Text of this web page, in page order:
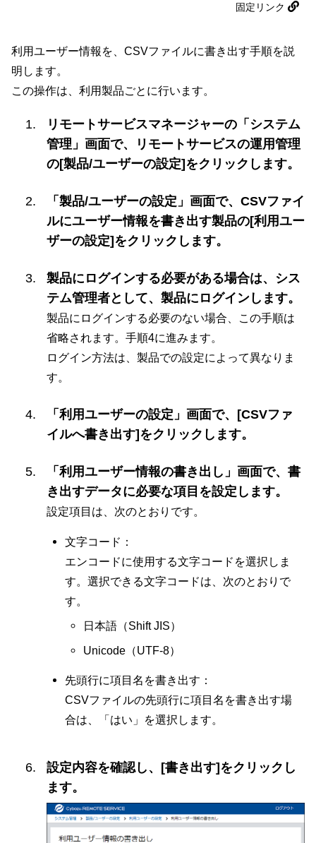
固定リンク
利用ユーザー情報を、CSVファイルに書き出す手順を説
明します。
この操作は、利用製品ごとに行います。
リモートサービスマネージャーの「システム
管理」画面で、リモートサービスの運用管理
の[製品/ユーザーの設定]をクリックします。
「製品/ユーザーの設定」画面で、CSVファイ
ルにユーザー情報を書き出す製品の[利用ユー
ザーの設定]をクリックします。
製品にログインする必要がある場合は、シス
テム管理者として、製品にログインします。
製品にログインする必要のない場合、この手順は
省略されます。手順4に進みます。
ログイン方法は、製品での設定によって異なりま
す。
「利用ユーザーの設定」画面で、[CSVファ
イルへ書き出す]をクリックします。
「利用ユーザー情報の書き出し」画面で、書
き出すデータに必要な項目を設定します。
設定項目は、次のとおりです。
文字コード：
エンコードに使用する文字コードを選択しま
す。選択できる文字コードは、次のとおりで
す。
日本語（Shift JIS）
Unicode（UTF-8）
先頭行に項目名を書き出す：
CSVファイルの先頭行に項目名を書き出す場
合は、「はい」を選択します。
設定内容を確認し、[書き出す]をクリックし
ます。